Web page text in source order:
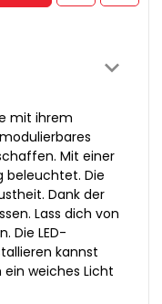
mit ihrem
Mit einer
beleuchtet. Die
Dank der
Lass dich von
Die LED-
kannst
weiches Licht